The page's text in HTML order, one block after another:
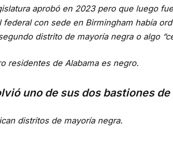
aprobó en 2023 pero que luego
federal con sede en Birmingham había
distrito de mayoría negra o algo
residentes de Alabama es negro.
uno de sus dos bastiones
distritos de mayoría negra.